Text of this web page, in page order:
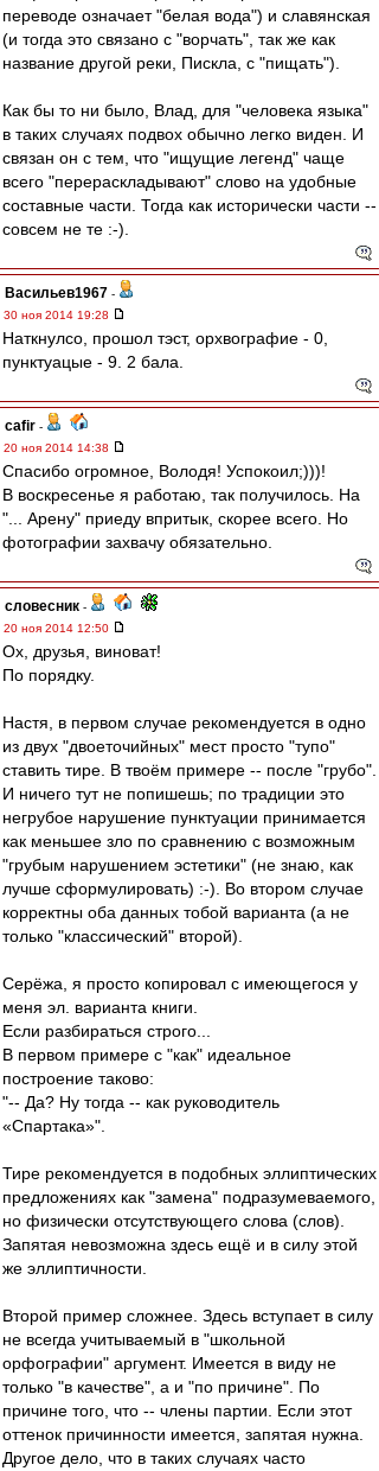
переводе означает "белая вода") и славянская
(и тогда это связано с "ворчать", так же как
название другой реки, Пискла, с "пищать").
Как бы то ни было, Влад, для "человека языка"
в таких случаях подвох обычно легко виден. И
связан он с тем, что "ищущие легенд" чаще
всего "перераскладывают" слово на удобные
составные части. Тогда как исторически части --
совсем не те :-).
Васильев1967 -
30 ноя 2014 19:28
Наткнулсо, прошол тэст, орхвографие - 0,
пунктуацые - 9. 2 бала.
cafir -
20 ноя 2014 14:38
Спасибо огромное, Володя! Успокоил;)))!
В воскресенье я работаю, так получилось. На
"... Арену" приеду впритык, скорее всего. Но
фотографии захвачу обязательно.
словесник -
20 ноя 2014 12:50
Ох, друзья, виноват!
По порядку.
Настя, в первом случае рекомендуется в одно
из двух "двоеточийных" мест просто "тупо"
ставить тире. В твоём примере -- после "грубо".
И ничего тут не попишешь; по традиции это
негрубое нарушение пунктуации принимается
как меньшее зло по сравнению с возможным
"грубым нарушением эстетики" (не знаю, как
лучше сформулировать) :-). Во втором случае
корректны оба данных тобой варианта (а не
только "классический" второй).
Серёжа, я просто копировал с имеющегося у
меня эл. варианта книги.
Если разбираться строго...
В первом примере с "как" идеальное
построение таково:
"-- Да? Ну тогда -- как руководитель
«Спартака»".
Тире рекомендуется в подобных эллиптических
предложениях как "замена" подразумеваемого,
но физически отсутствующего слова (слов).
Запятая невозможна здесь ещё и в силу этой
же эллиптичности.
Второй пример сложнее. Здесь вступает в силу
не всегда учитываемый в "школьной
орфографии" аргумент. Имеется в виду не
только "в качестве", а и "по причине". По
причине того, что -- члены партии. Если этот
оттенок причинности имеется, запятая нужна.
Другое дело, что в таких случаях часто